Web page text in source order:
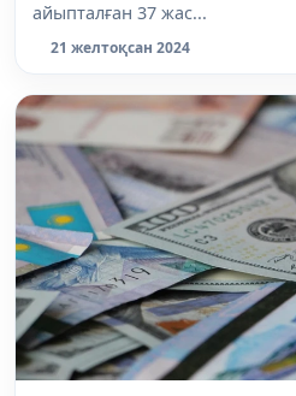
айыпталған 37 жас...
21 желтоқсан 2024